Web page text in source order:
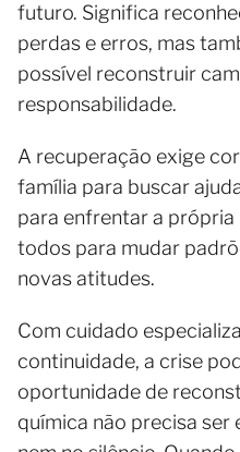
futuro. Significa
perdas e erros, mas
possível reconstruir
responsabilidade.
A recuperação exige
família para buscar
para enfrentar a
todos para mudar
novas atitudes.
Com cuidado
continuidade, a crise
oportunidade de
química não precisa